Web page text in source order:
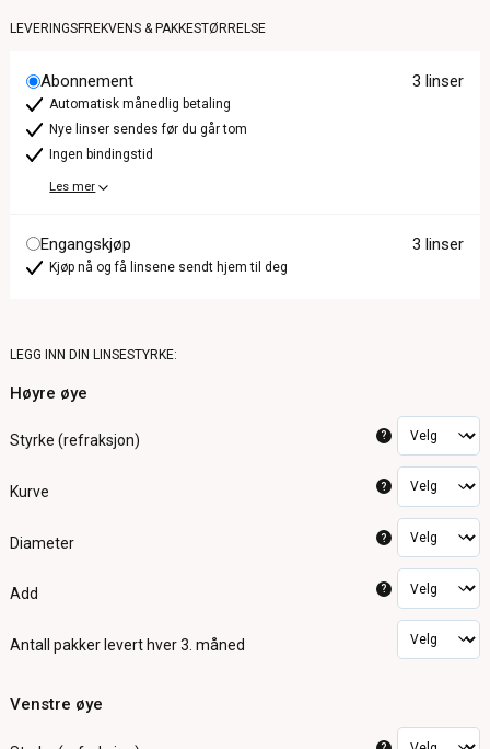
LEVERINGSFREKVENS & PAKKESTØRRELSE
Abonnement 3 linser
Automatisk månedlig betaling
Nye linser sendes før du går tom
Ingen bindingstid
Les mer
Engangskjøp 3 linser
Kjøp nå og få linsene sendt hjem til deg
LEGG INN DIN LINSESTYRKE:
Høyre øye
Styrke (refraksjon) ?
Kurve ?
Diameter ?
Add ?
Antall pakker levert hver 3. måned
Venstre øye